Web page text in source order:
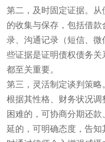
第二，及时固定证据。
的收集与保存，包括借
录、沟通记录（短信、
些证据是证明债权债务
都至关重要。
第三，灵活制定谈判策
根据其性格、财务状况
困难的，可协商分期还
延的，可明确态度，告